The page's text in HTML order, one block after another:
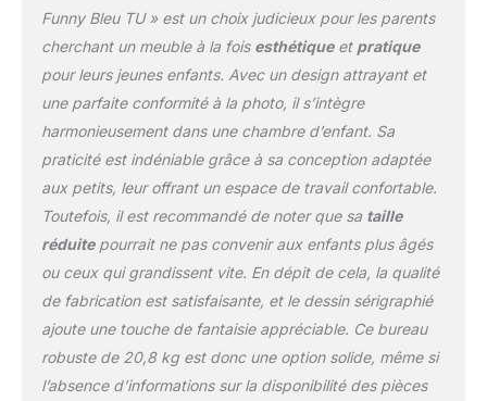
Funny Bleu TU » est un choix judicieux pour les parents
cherchant un meuble à la fois esthétiqueet pratique
pour leurs jeunes enfants. Avec un design attrayant et
une parfaite conformité à la photo, il s’intègre
harmonieusement dans une chambre d’enfant. Sa
praticité est indéniable grâce à sa conception adaptée
aux petits, leur offrant un espace de travail confortable.
Toutefois, il est recommandé de noter que sa taille
réduitepourrait ne pas convenir aux enfants plus âgés
ou ceux qui grandissent vite. En dépit de cela, la qualité
de fabrication est satisfaisante, et le dessin sérigraphié
ajoute une touche de fantaisie appréciable. Ce bureau
robuste de 20,8 kg est donc une option solide, même si
l’absence d’informations sur la disponibilité des pièces